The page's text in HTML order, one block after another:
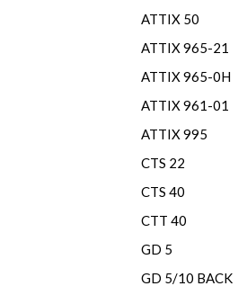
ATTIX 50
ATTIX 965-21
ATTIX 965-0H
ATTIX 961-01
ATTIX 995
CTS 22
CTS 40
CTT 40
GD 5
GD 5/10 BACK